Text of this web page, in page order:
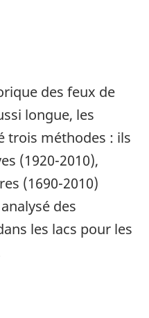
des feux de
longue, les
trois méthodes : ils
(1920-2010),
(1690-2010)
des
les lacs pour les